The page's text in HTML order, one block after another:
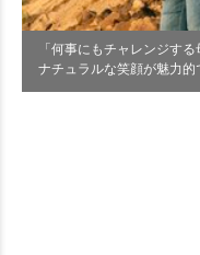
「何事にもチャレンジす
ナチュラルな笑顔が魅力的